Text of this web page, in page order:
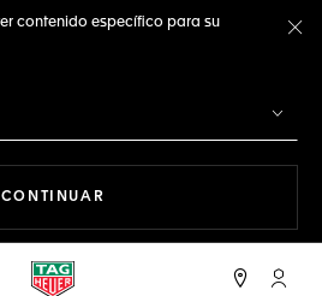
contenido específico para su
CONTINUAR